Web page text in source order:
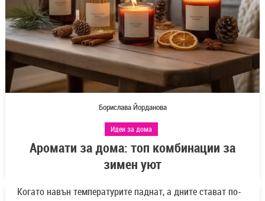
Борислава Йорданова
Идеи за дома
Аромати за дома: топ комбинации за
зимен уют
Когато навън температурите паднат, а дните стават по-